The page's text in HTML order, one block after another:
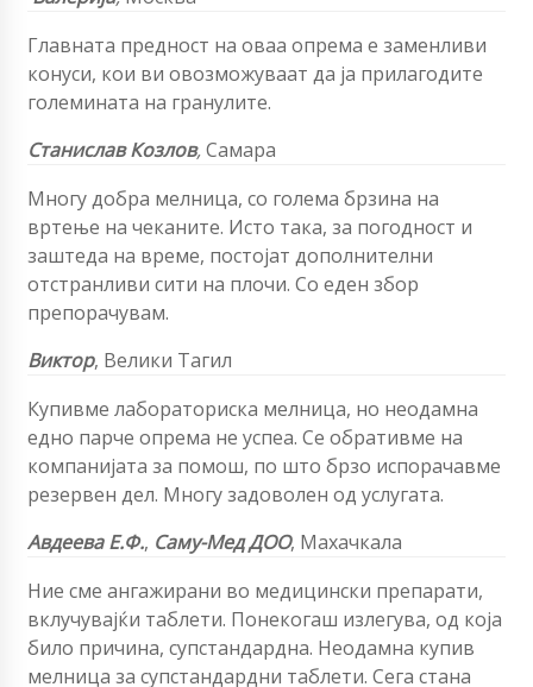
Главната предност на оваа опрема е заменливи
конуси, кои ви овозможуваат да ја прилагодите
големината на гранулите.
Станислав Козлов,Самара
Многу добра мелница, со голема брзина на
вртење на чеканите. Исто така, за погодност и
заштеда на време, постојат дополнителни
отстранливи сити на плочи. Со еден збор
препорачувам.
Виктор, Велики Тагил
Купивме лабораториска мелница, но неодамна
едно парче опрема не успеа. Се обративме на
компанијата за помош, по што брзо испорачавме
резервен дел. Многу задоволен од услугата.
АвдееваЕ.Ф., Саму-Мед ДОО, Махачкала
Ние сме ангажирани во медицински препарати,
вклучувајќи таблети. Понекогаш излегува, од која
било причина, супстандардна. Неодамна купив
мелница за супстандардни таблети. Сега стана